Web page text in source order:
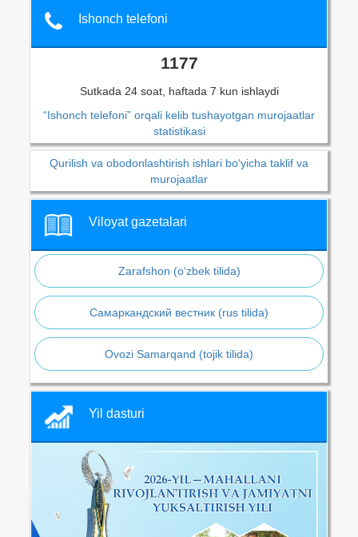
Ishonch telefoni
1177
Sutkada 24 soat, haftada 7 kun ishlaydi
“Ishonch telefoni” orqali kelib tushayotgan murojaatlar
statistikasi
Qurilish va obodonlashtirish ishlari bo‘yicha taklif va
murojaatlar
Viloyat gazetalari
Zarafshon (o‘zbek tilida)
Самаркандский вестник (rus tilida)
Ovozi Samarqand (tojik tilida)
Yil dasturi